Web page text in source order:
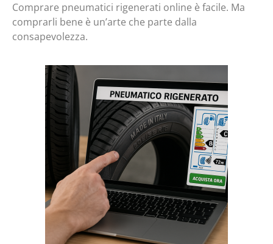
Comprare pneumatici rigenerati online è facile. Ma
comprarli bene è un’arte che parte dalla
consapevolezza.